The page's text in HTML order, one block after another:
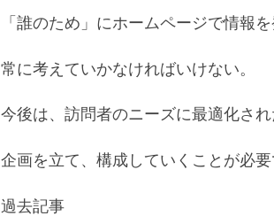
「誰のため」にホームページで情報
常に考えていかなければいけない。
今後は、訪問者のニーズに最適化さ
企画を立て、構成していくことが必要
過去記事